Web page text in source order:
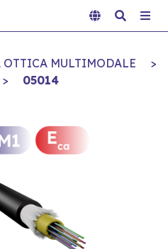
OTTICA MULTIMODALE
>
> 05014